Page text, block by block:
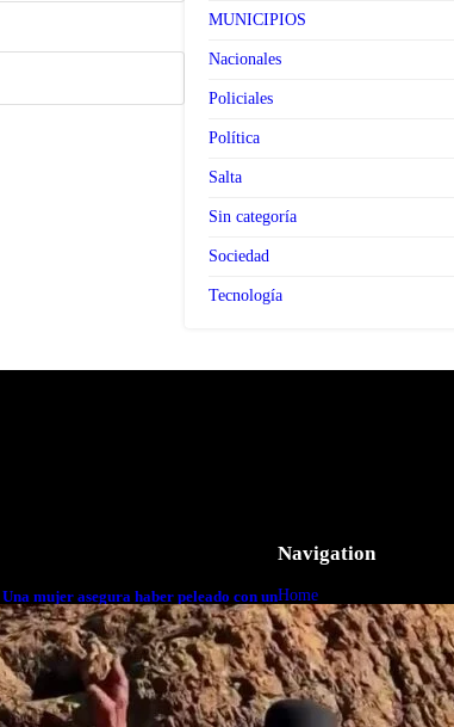
MUNICIPIOS
Nacionales
Policiales
Política
Salta
Sin categoría
Sociedad
Tecnología
Una mujer asegura haber peleado con un
extraterrestre cuerpo a cuerpo
Navigation
Home
Business
Lifestyle
Magazine
Photography